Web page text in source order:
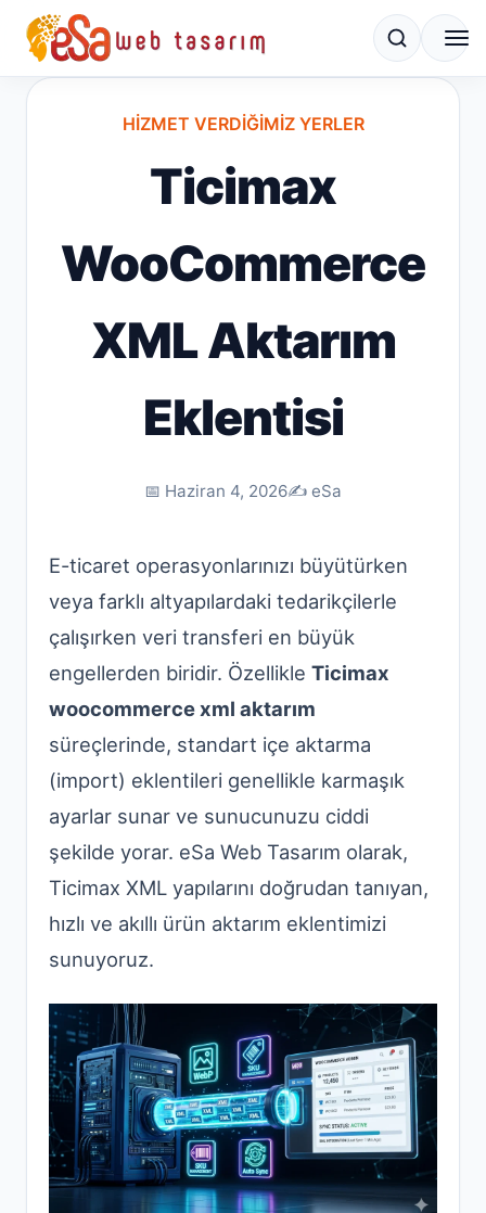
HIZMET VERDIĞIMIZ YERLER
Ticimax
WooCommerce
XML Aktarım
Eklentisi
📅 Haziran 4, 2026✍️ eSa
E-ticaret operasyonlarınızı büyütürken
veya farklı altyapılardaki tedarikçilerle
çalışırken veri transferi en büyük
engellerden biridir. Özellikle Ticimax
woocommerce xml aktarım
süreçlerinde, standart içe aktarma
(import) eklentileri genellikle karmaşık
ayarlar sunar ve sunucunuzu ciddi
şekilde yorar. eSa Web Tasarım olarak,
Ticimax XML yapılarını doğrudan tanıyan,
hızlı ve akıllı ürün aktarım eklentimizi
sunuyoruz.